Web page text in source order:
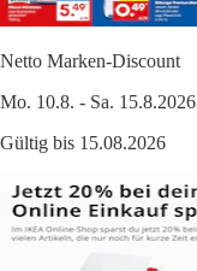
Netto Marken-Discount
Mo. 10.8. - Sa. 15.8.2026
Gültig bis 15.08.2026